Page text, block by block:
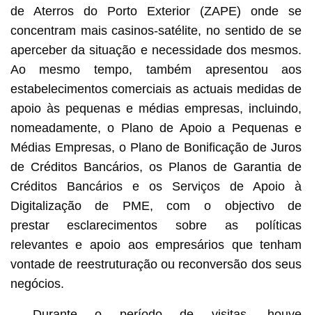
de Aterros do Porto Exterior (ZAPE) onde se
concentram mais casinos-satélite, no sentido de se
aperceber da situação e necessidade dos mesmos.
Ao mesmo tempo, também apresentou aos
estabelecimentos comerciais as actuais medidas de
apoio às pequenas e médias empresas, incluindo,
nomeadamente, o Plano de Apoio a Pequenas e
Médias Empresas, o Plano de Bonificação de Juros
de Créditos Bancários, os Planos de Garantia de
Créditos Bancários e os Serviços de Apoio à
Digitalização de PME, com o objectivo de
prestar esclarecimentos sobre as políticas
relevantes e apoio aos empresários que tenham
vontade de reestruturação ou reconversão dos seus
negócios.